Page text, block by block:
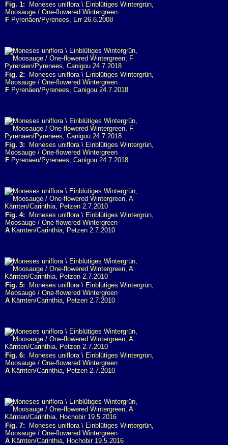
Fig. 1: Moneses uniflora \ Einblütiges Wintergrün,
Moosauge / One-flowered Wintergreen
F Pyrenäen/Pyrenees, Err 26.6.2008
Fig. 2: Moneses uniflora \ Einblütiges Wintergrün,
Moosauge / One-flowered Wintergreen
F Pyrenäen/Pyrenees, Canigou 24.7.2018
Fig. 3: Moneses uniflora \ Einblütiges Wintergrün,
Moosauge / One-flowered Wintergreen
F Pyrenäen/Pyrenees, Canigou 24.7.2018
Fig. 4: Moneses uniflora \ Einblütiges Wintergrün,
Moosauge / One-flowered Wintergreen
A Kärnten/Carinthia, Petzen 2.7.2010
Fig. 5: Moneses uniflora \ Einblütiges Wintergrün,
Moosauge / One-flowered Wintergreen
A Kärnten/Carinthia, Petzen 2.7.2010
Fig. 6: Moneses uniflora \ Einblütiges Wintergrün,
Moosauge / One-flowered Wintergreen
A Kärnten/Carinthia, Petzen 2.7.2010
Fig. 7: Moneses uniflora \ Einblütiges Wintergrün,
Moosauge / One-flowered Wintergreen
A Kärnten/Carinthia, Hochobir 19.5.2016